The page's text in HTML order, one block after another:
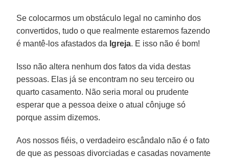
Se colocarmos um obstáculo legal no caminho dos
convertidos, tudo o que realmente estaremos fazendo
é mantê-los afastados da Igreja. E isso não é bom!
Isso não altera nenhum dos fatos da vida destas
pessoas. Elas já se encontram no seu terceiro ou
quarto casamento. Não seria moral ou prudente
esperar que a pessoa deixe o atual cônjuge só
porque assim dizemos.
Aos nossos fiéis, o verdadeiro escândalo não é o fato
de que as pessoas divorciadas e casadas novamente